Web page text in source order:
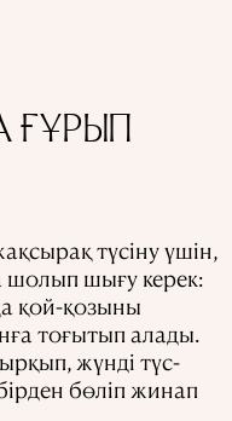
ҒҰРЫП
түсіну үшін,
шолып шығу керек:
қой-қозыны
тоғытып алады.
жүнді түс-
бөліп жинап